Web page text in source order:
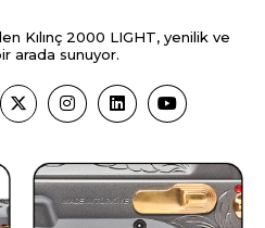
Kılınç 2000 LIGHT, yenilik ve
arada sunuyor.